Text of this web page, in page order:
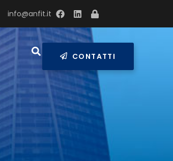
info@anfit.it
CONTATTI